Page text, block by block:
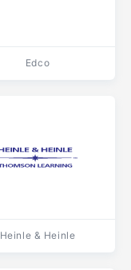
Edco
Heinle & Heinle